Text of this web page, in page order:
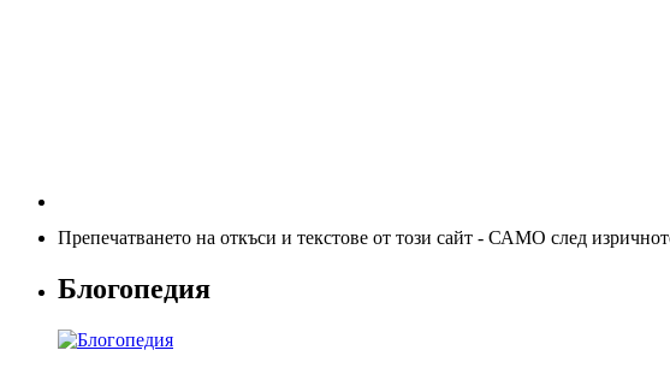
Препечатването на откъси и текстове от този сайт - САМО след
Блогопедия